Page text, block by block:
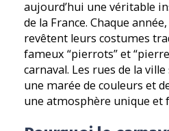
aujourd’hui une véritable
de la France. Chaque
revêtent leurs costumes
fameux “pierrots” et
carnaval. Les rues de la
une marée de couleurs et
une atmosphère unique et